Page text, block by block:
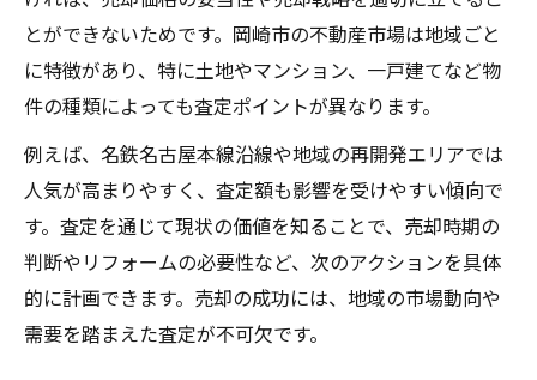
とができないためです。岡崎市の不動産市場は地域ごと
に特徴があり、特に土地やマンション、一戸建てなど物
件の種類によっても査定ポイントが異なります。
例えば、名鉄名古屋本線沿線や地域の再開発エリアでは
人気が高まりやすく、査定額も影響を受けやすい傾向で
す。査定を通じて現状の価値を知ることで、売却時期の
判断やリフォームの必要性など、次のアクションを具体
的に計画できます。売却の成功には、地域の市場動向や
需要を踏まえた査定が不可欠です。